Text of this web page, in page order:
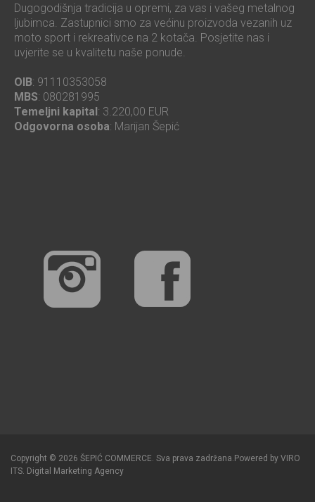
Dugogodišnja tradicija u opremi, za vas i vašeg metalnog
ljubimca. Zastupnici smo za većinu proizvoda vezanih uz
moto sport i rekreativce na 2 kotača. Posjetite nas i
uvjerite se u kvalitetu naše ponude.
OIB: 91110353058
MBS: 080281995
Temeljni kapital: 3.220,00 EUR
Odgovorna osoba: Marijan Šepić
Copyright © 2026 ŠEPIĆ COMMERCE. Sva prava zadržana. Powered by VIRO
ITS. Digital Marketing Agency